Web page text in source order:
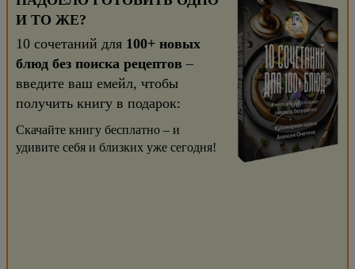
И ТО ЖЕ?
10 сочетаний для 100+ новых
блюд без поиска рецептов –
введите ваш емейл, чтобы
получить книгу в подарок:
Скачайте книгу бесплатно – и
удивите себя и близких уже сегодня!